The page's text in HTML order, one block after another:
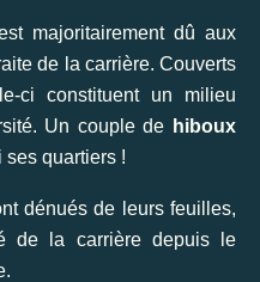
majoritairement dû aux
de la carrière. Couverts
ci constituent un milieu
Un couple de hiboux
ses quartiers !
dénués de leurs feuilles,
de la carrière depuis le